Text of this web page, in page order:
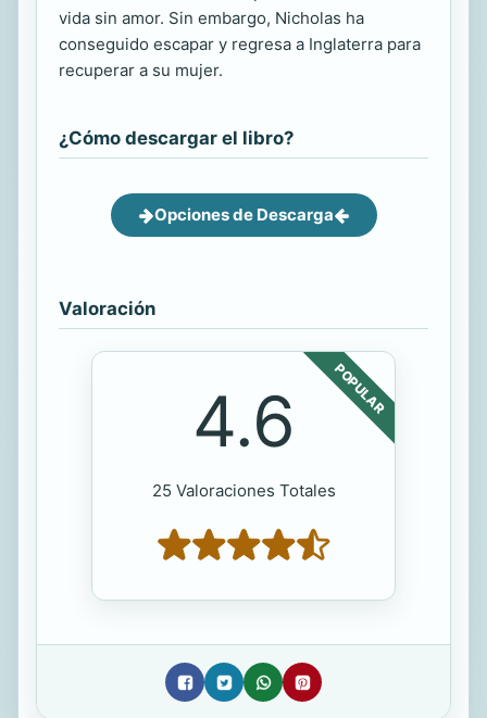
vida sin amor. Sin embargo, Nicholas ha
conseguido escapar y regresa a Inglaterra para
recuperar a su mujer.
¿Cómo descargar el libro?
Opciones de Descarga
Valoración
POPULAR
4.6
25 Valoraciones Totales